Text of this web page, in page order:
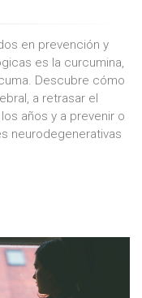
en prevención y
es la curcumina,
Descubre cómo
a retrasar el
años y a prevenir o
neurodegenerativas